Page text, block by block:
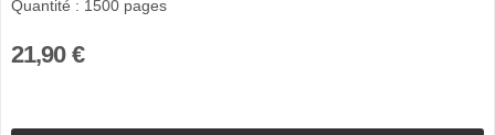
Quantité : 1500 pages
21,90 €